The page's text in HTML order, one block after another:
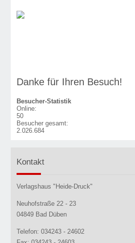
Danke für Ihren Besuch!
Besucher-Statistik
Online:
50
Besucher gesamt:
2.026.684
Kontakt
Verlagshaus "Heide-Druck"
Neuhofstraße 22 - 23
04849 Bad Düben
Telefon: 034243 - 24602